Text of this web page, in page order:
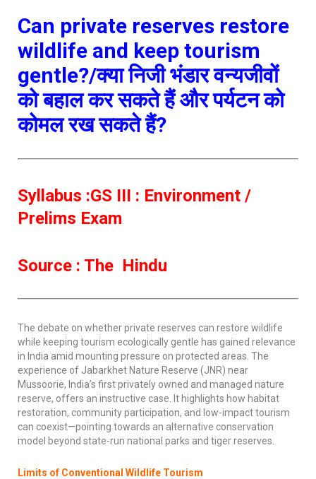
Can private reserves restore
wildlife and keep tourism
gentle?/क्या निजी भंडार वन्यजीवों
को बहाल कर सकते हैं और पर्यटन को
कोमल रख सकते हैं?
Syllabus :GS III : Environment /
Prelims Exam
Source : The Hindu
The debate on whether private reserves can restore wildlife
while keeping tourism ecologically gentle has gained relevance
in India amid mounting pressure on protected areas. The
experience of Jabarkhet Nature Reserve (JNR) near
Mussoorie, India’s first privately owned and managed nature
reserve, offers an instructive case. It highlights how habitat
restoration, community participation, and low-impact tourism
can coexist—pointing towards an alternative conservation
model beyond state-run national parks and tiger reserves.
Limits of Conventional Wildlife Tourism